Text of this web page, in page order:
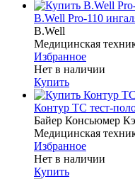
B.Well Pro-110
B.Well
Медицинская
Избранное
Нет в наличии
Купить
Контур ТС тест-
Байер Консьюмер
Медицинская
Избранное
Нет в наличии
Купить